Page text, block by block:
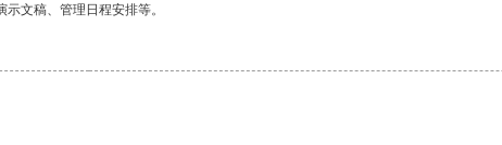
文稿、管理日程安排等。